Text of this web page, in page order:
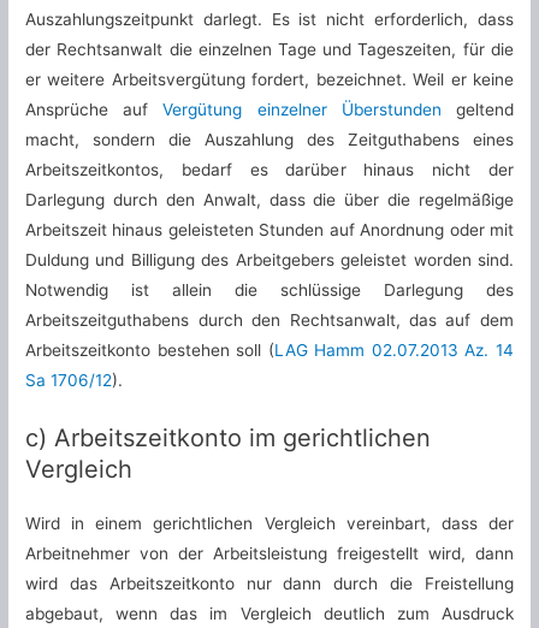
Auszahlungszeitpunkt darlegt. Es ist nicht erforderlich, dass
der Rechtsanwalt die einzelnen Tage und Tageszeiten, für die
er weitere Arbeitsvergütung fordert, bezeichnet. Weil er keine
Ansprüche aufVergütung einzelner Überstunden geltend
macht, sondern die Auszahlung des Zeitguthabens eines
Arbeitszeitkontos, bedarf es darüber hinaus nicht der
Darlegung durch den Anwalt, dass die über die regelmäßige
Arbeitszeit hinaus geleisteten Stunden auf Anordnung oder mit
Duldung und Billigung des Arbeitgebers geleistet worden sind.
Notwendig ist allein die schlüssige Darlegung des
Arbeitszeitguthabens durch den Rechtsanwalt, das auf dem
Arbeitszeitkonto bestehen soll (LAG Hamm 02.07.2013 Az. 14
Sa 1706/12).
c) Arbeitszeitkonto im gerichtlichen
Vergleich
Wird in einem gerichtlichen Vergleich vereinbart, dass der
Arbeitnehmer von der Arbeitsleistung freigestellt wird, dann
wird das Arbeitszeitkonto nur dann durch die Freistellung
abgebaut, wenn das im Vergleich deutlich zum Ausdruck